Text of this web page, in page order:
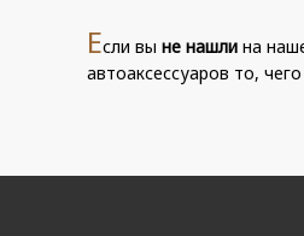
Если вы не нашли на
автоаксессуаров то,